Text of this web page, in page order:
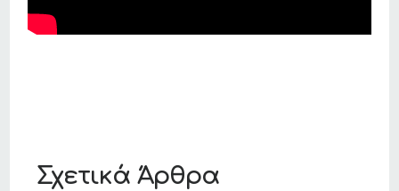
Σχετικά Άρθρα